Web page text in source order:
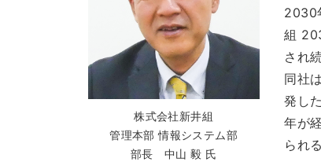
株式会社新井組
管理本部 情報システム部
部長 中山 毅 氏
2030
組
され
同社
発し
年が
られ